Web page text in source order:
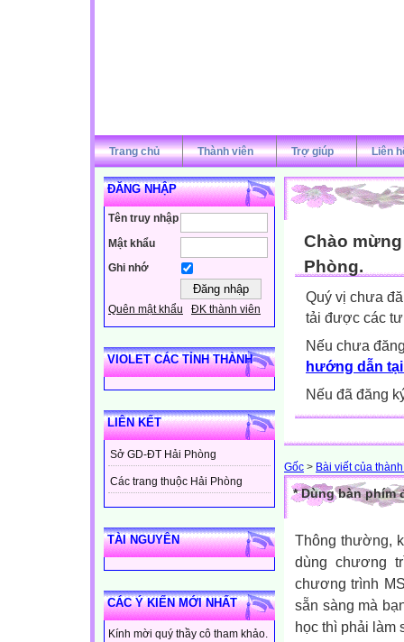
Trang chủ Thành viên Trợ giúp Liên
ĐĂNG NHẬP
Tên truy nhập
Mật khẩu
Ghi nhớ
Quên mật khẩu ĐK thành viên
VIOLET CÁC TỈNH THÀNH
LIÊN KẾT
Sở GD-ĐT Hải Phòng
Các trang thuộc Hải Phòng
TÀI NGUYÊN
CÁC Ý KIẾN MỚI NHẤT
Kính mời quý thầy cô tham khảo.
Chào
Phòng.
Quý vị chưa
tải được các
Nếu chưa
hướng dẫn
Nếu đã đăng
Gốc > Bài viết của
* Dùng bàn phím
Thông thường,
dùng chương
chương trình
sẵn sàng mà
học thì phải làm